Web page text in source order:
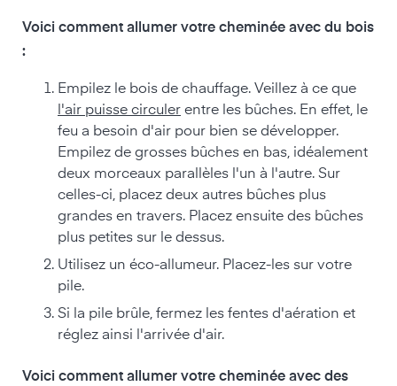
Voici comment allumer votre cheminée avec du bois
:
Empilez le bois de chauffage. Veillez à ce que
l'air puisse circuler entre les bûches. En effet, le
feu a besoin d'air pour bien se développer.
Empilez de grosses bûches en bas, idéalement
deux morceaux parallèles l'un à l'autre. Sur
celles-ci, placez deux autres bûches plus
grandes en travers. Placez ensuite des bûches
plus petites sur le dessus.
Utilisez un éco-allumeur. Placez-les sur votre
pile.
Si la pile brûle, fermez les fentes d'aération et
réglez ainsi l'arrivée d'air.
Voici comment allumer votre cheminée avec des